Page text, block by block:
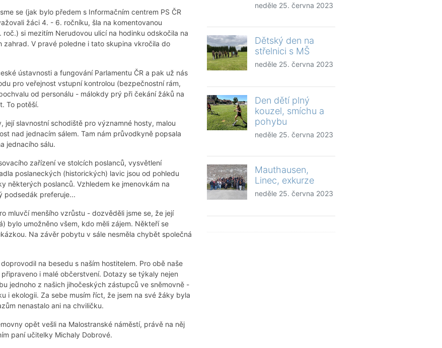
se (jak bylo předem s Informačním centrem PS ČR
žáci 4. - 6. ročníku, šla na komentovanou
si mezitím Nerudovou ulicí na hodinku odskočila na
zahrad. V pravé poledne i tato skupina vkročila do
ústavnosti a fungování Parlamentu ČR a pak už nás
pro veřejnost vstupní kontrolou (bezpečnostní rám,
od personálu - málokdy prý při čekání žáků na
To potěší.
slavnostní schodiště pro významné hosty, malou
nad jednacím sálem. Tam nám průvodkyně popsala
jednacího sálu.
zařízení ve stolcích poslanců, vysvětlení
poslaneckých (historických) lavic jsou od pohledu
některých poslanců. Vzhledem ke jmenovkám na
podsedák preferuje...
mluvčí menšího vzrůstu - dozvěděli jsme se, že její
bylo umožněno všem, kdo měli zájem. Někteří se
Na závěr pobytu v sále nesměla chybět společná
na besedu s naším hostitelem. Pro obě naše
i malé občerstvení. Dotazy se týkaly nejen
jednoho z našich jihočeských zástupců ve sněmovně -
i ekologii. Za sebe musím říct, že jsem na své žáky byla
nenastalo ani na chviličku.
opět vešli na Malostranské náměstí, právě na něj
paní učitelky Michaly Dobrové.
neděle 25. června 2023
Dětský den na
střelnici s MŠ
neděle 25. června 2023
Den dětí plný
kouzel, smíchu a
pohybu
neděle 25. června 2023
Mauthausen,
Linec, exkurze
neděle 25. června 2023